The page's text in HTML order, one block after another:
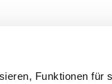
Funktionen für